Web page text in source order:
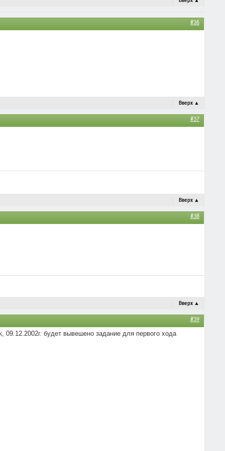
#36
Вверх ▲
#37
Вверх ▲
#38
Вверх ▲
#39
09.12.2002г. будет вывешено задание для первого хода